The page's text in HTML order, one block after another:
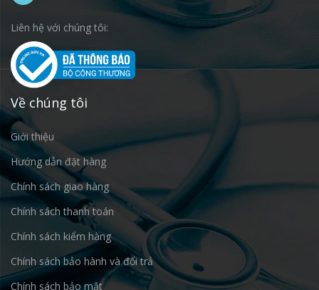
Liên hệ với chúng tôi:
Về chúng tôi
Giới thiệu
Hướng dẫn đặt hàng
Chính sách giao hàng
Chính sách thanh toán
Chính sách kiểm hàng
Chính sách bảo hành và đổi trả
Chính sách bảo mật